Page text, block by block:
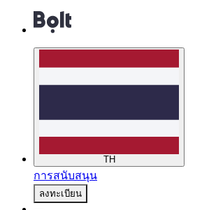
TH
การสนับสนุน
ลงทะเบียน